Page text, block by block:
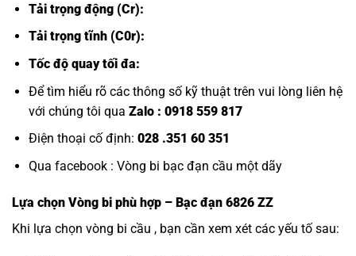
Tải trọng động (Cr):
Tải trọng tĩnh (C0r):
Tốc độ quay tối đa:
Để tìm hiểu rõ các thông số kỹ thuật trên vui lòng liên hệ
với chúng tôi qua Zalo : 0918 559 817
Điện thoại cố định: 028 .351 60 351
Qua facebook : Vòng bi bạc đạn cầu một dãy
Lựa chọn Vòng bi phù hợp – Bạc đạn 6826 ZZ
Khi lựa chọn vòng bi cầu , bạn cần xem xét các yếu tố sau: